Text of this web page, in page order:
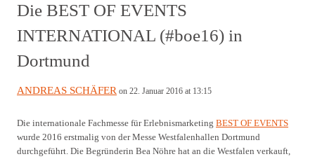
Die BEST OF EVENTS
INTERNATIONAL (#boe16) in
Dortmund
ANDREAS SCHÄFER on 22. Januar 2016 at 13:15
Die internationale Fachmesse für Erlebnismarketing BEST OF EVENTS
wurde 2016 erstmalig von der Messe Westfalenhallen Dortmund
durchgeführt. Die Begründerin Bea Nöhre hat an die Westfalen verkauft,